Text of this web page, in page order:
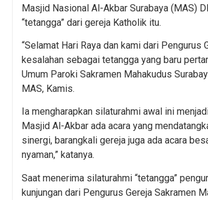
Masjid Nasional Al-Akbar Surabaya (MAS)
“tetangga” dari gereja Katholik itu.
“Selamat Hari Raya dan kami dari Pengurus
kesalahan sebagai tetangga yang baru
Umum Paroki Sakramen Mahakudus
MAS, Kamis.
Ia mengharapkan silaturahmi awal ini
Masjid Al-Akbar ada acara yang
sinergi, barangkali gereja juga ada acara
nyaman,” katanya.
Saat menerima silaturahmi “tetangga”
kunjungan dari Pengurus Gereja Sakramen